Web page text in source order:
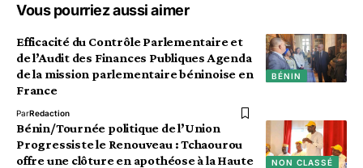
Vous pourriez aussi aimer
BÉNIN
Efficacité du Contrôle Parlementaire et
de l’Audit des Finances Publiques Agenda
de la mission parlementaire béninoise en
France
ParRedaction
NON CLASSÉ
Bénin/Tournée politique de l’Union
Progressiste le Renouveau : Tchaourou
offre une clôture en apothéose à la Haute